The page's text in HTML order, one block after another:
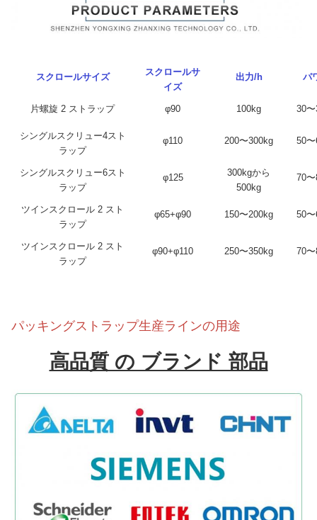
スクロールサイズ
スクロールサ
イズ
出力/h パ
片螺旋 2 ストラップ φ90 100kg 30
シングルスクリュー4スト
ラップ
φ110 200〜300kg 50
シングルスクリュー6スト
ラップ
φ125
300kgから
500kg
70
ツインスクロール 2 スト
ラップ
φ65+φ90 150〜200kg 50
ツインスクロール 2 スト
ラップ
φ90+φ110 250〜350kg 70
パッキングストラップ生産ラインの用途
高品質 の ブランド 部品